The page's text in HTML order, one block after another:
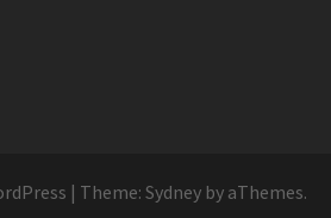
| Theme: Sydney by aThemes.